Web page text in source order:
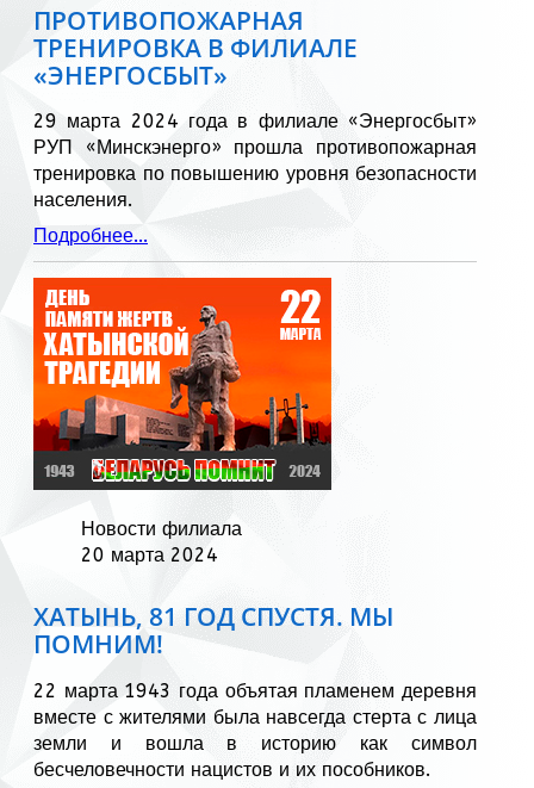
ПРОТИВОПОЖАРНАЯ
ТРЕНИРОВКА В ФИЛИАЛЕ
«ЭНЕРГОСБЫТ»
29 марта 2024 года в филиале «Энергосбыт»
РУП «Минскэнерго» прошла противопожарная
тренировка по повышению уровня безопасности
населения.
Подробнее...
Новости филиала
20 марта 2024
ХАТЫНЬ, 81 ГОД СПУСТЯ. МЫ
ПОМНИМ!
22 марта 1943 года объятая пламенем деревня
вместе с жителями была навсегда стерта с лица
земли и вошла в историю как символ
бесчеловечности нацистов и их пособников.